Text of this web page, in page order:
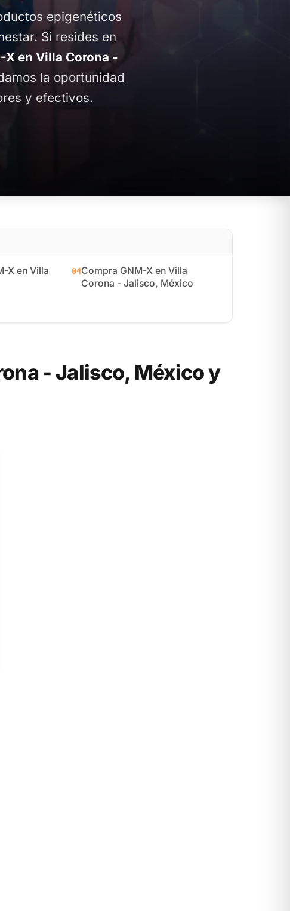
epigenéticos
Si resides en
en Villa Corona -
la oportunidad
y efectivos.
X en Villa
04Compra GNM-X en Villa
Corona - Jalisco, México
- Jalisco, México y